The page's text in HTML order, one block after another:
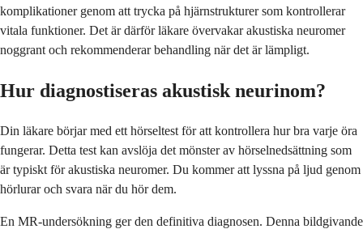
komplikationer genom att trycka på hjärnstrukturer som kontrollerar
vitala funktioner. Det är därför läkare övervakar akustiska neuromer
noggrant och rekommenderar behandling när det är lämpligt.
Hur diagnostiseras akustisk neurinom?
Din läkare börjar med ett hörseltest för att kontrollera hur bra varje öra
fungerar. Detta test kan avslöja det mönster av hörselnedsättning som
är typiskt för akustiska neuromer. Du kommer att lyssna på ljud genom
hörlurar och svara när du hör dem.
En MR-undersökning ger den definitiva diagnosen. Denna bildgivande